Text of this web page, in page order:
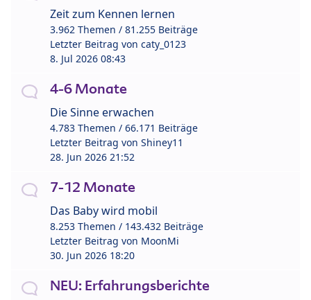
Zeit zum Kennen lernen
3.962 Themen / 81.255 Beiträge
Letzter Beitrag von caty_0123
8. Jul 2026 08:43
4-6 Monate
Die Sinne erwachen
4.783 Themen / 66.171 Beiträge
Letzter Beitrag von Shiney11
28. Jun 2026 21:52
7-12 Monate
Das Baby wird mobil
8.253 Themen / 143.432 Beiträge
Letzter Beitrag von MoonMi
30. Jun 2026 18:20
NEU: Erfahrungsberichte